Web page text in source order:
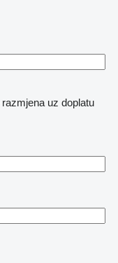
razmjena uz doplatu